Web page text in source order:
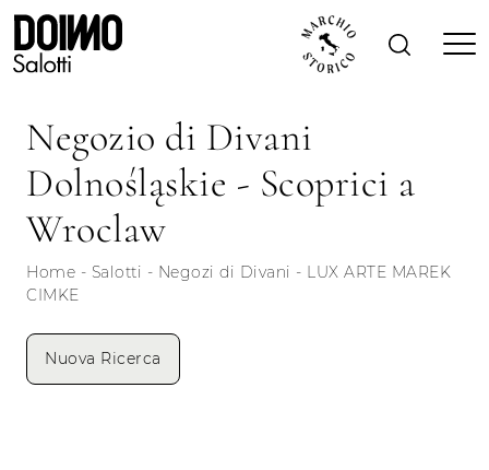
Negozio di Divani
Dolnośląskie - Scoprici a
Wroclaw
Home - Salotti - Negozi di Divani - LUX ARTE MAREK
CIMKE
Nuova Ricerca